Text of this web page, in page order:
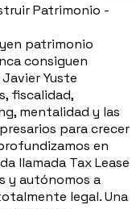
Patrimonio -
patrimonio
consiguen
Yuste
fiscalidad,
mentalidad y las
para crecer
en
llamada Tax Lease
y autónomos a
legal. Una